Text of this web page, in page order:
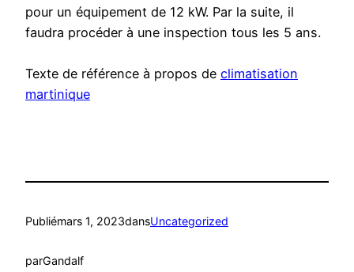
pour un équipement de 12 kW. Par la suite, il
faudra procéder à une inspection tous les 5 ans.
Texte de référence à propos de climatisation
martinique
Publiémars 1, 2023dansUncategorized
parGandalf